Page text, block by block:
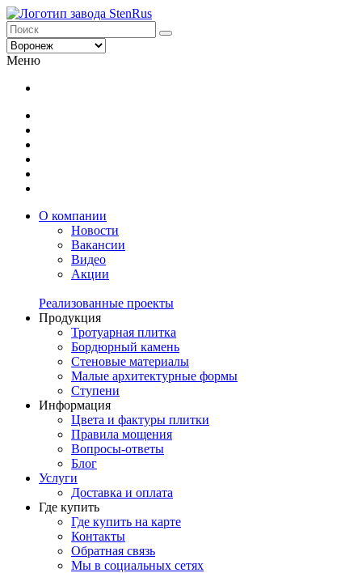
Меню
О компании
Новости
Вакансии
Видео
Акции
Реализованные проекты
Продукция
Тротуарная плитка
Бордюрный камень
Стеновые материалы
Малые архитектурные формы
Ступени
Информация
Цвета и фактуры плитки
Правила мощения
Вопросы-ответы
Блог
Услуги
Доставка и оплата
Где купить
Где купить на карте
Контакты
Обратная связь
Мы в социальных сетях